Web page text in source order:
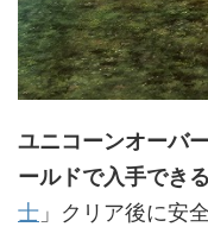
ユニコーンオーバ
ールドで入手でき
士 」クリア後に安